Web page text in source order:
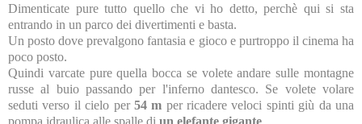
Dimenticate pure tutto quello che vi ho detto, perchè qui si sta
entrando in un parco dei divertimenti e basta.
Un posto dove prevalgono fantasia e gioco e purtroppo il cinema ha
poco posto.
Quindi varcate pure quella bocca se volete andare sulle montagne
russe al buio passando per l'inferno dantesco. Se volete volare
seduti verso il cielo per54 m per ricadere veloci spinti giù da una
pompa idraulica alle spalle di un elefante gigante.